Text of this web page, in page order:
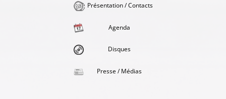
Présentation / Contacts
Agenda
Disques
Presse / Médias